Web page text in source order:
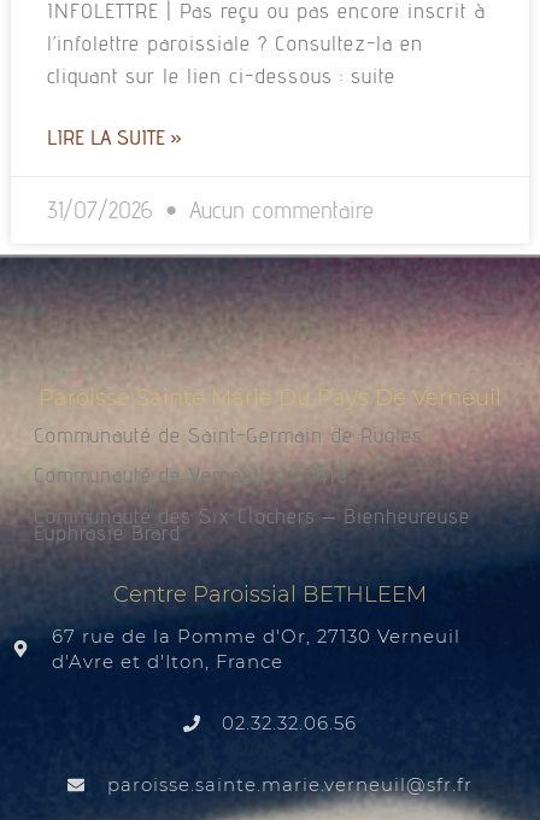
INFOLETTRE | Pas reçu ou pas encore inscrit à
l’infolettre paroissiale ? Consultez-la en
cliquant sur le lien ci-dessous : suite
LIRE LA SUITE »
31/07/2026 Aucun commentaire
Paroisse Sainte Marie Du Pays De Verneuil
Communauté de Saint-Germain de Rugles
Communauté de Verneuil sur Avre
Communauté des Six Clochers – Bienheureuse
Euphrasie Brard
Centre Paroissial BETHLEEM
67 rue de la Pomme d'Or, 27130 Verneuil
d'Avre et d'Iton, France
02.32.32.06.56
rf.rfs
@liuenrev.eiram.etnias.essiorap